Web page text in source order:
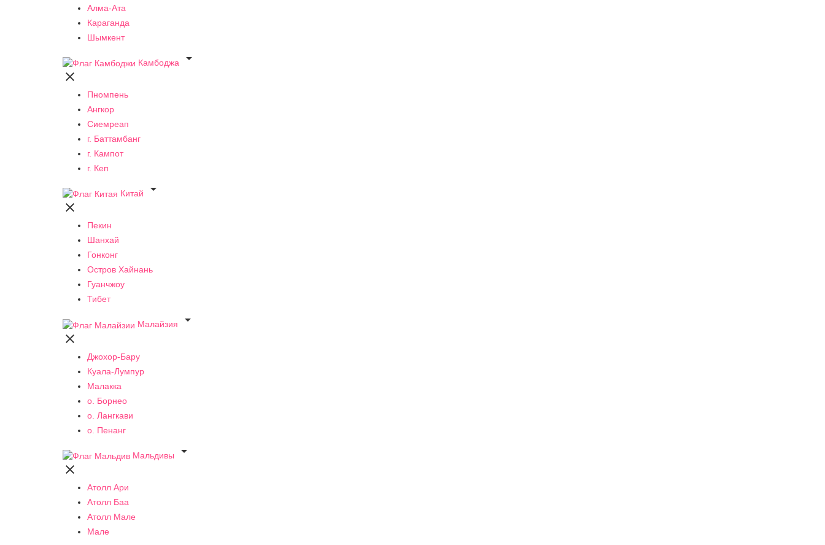
Алма-Ата
Караганда
Шымкент
Камбоджа


Пномпень
Ангкор
Сиемреап
г. Баттамбанг
г. Кампот
г. Кеп
Китай


Пекин
Шанхай
Гонконг
Остров Хайнань
Гуанчжоу
Тибет
Малайзия


Джохор-Бару
Куала-Лумпур
Малакка
о. Борнео
о. Лангкави
о. Пенанг
Мальдивы


Атолл Ари
Атолл Баа
Атолл Мале
Мале